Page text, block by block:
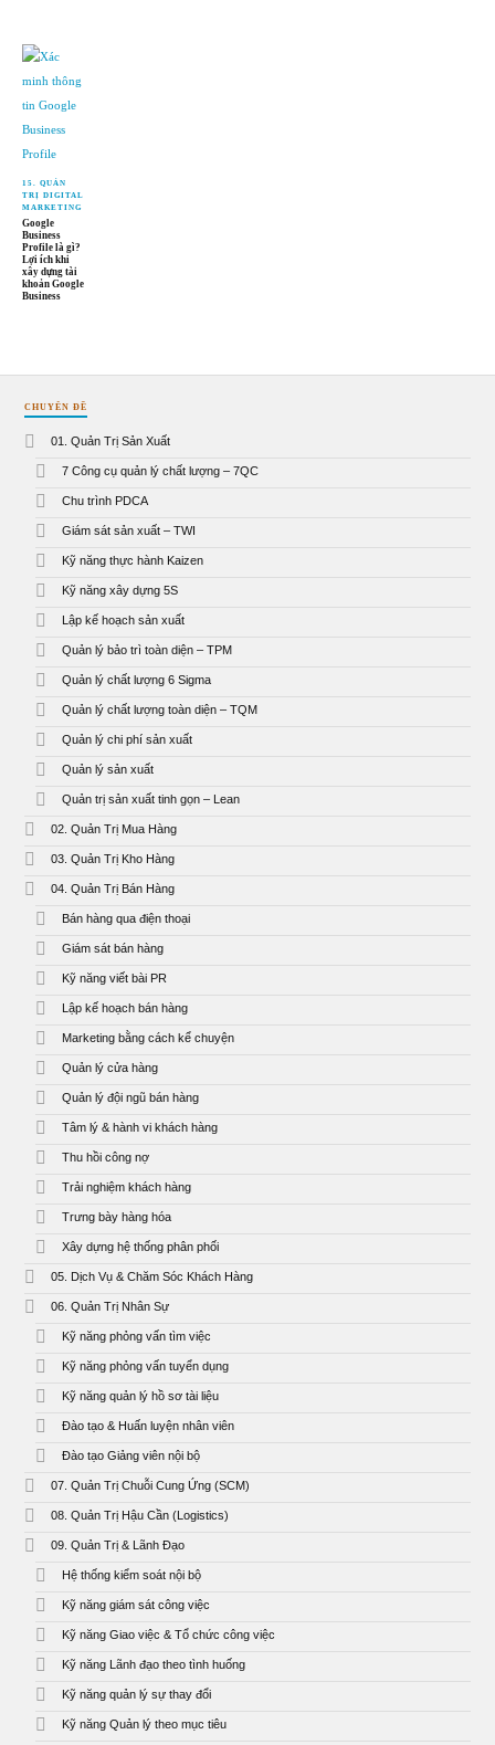
15. QUẢN
TRỊ DIGITAL
MARKETING
Google
Business
Profile là gì?
Lợi ích khi
xây dựng tài
khoản Google
Business
CHUYÊN ĐỀ
01. Quản Trị Sản Xuất
7 Công cụ quản lý chất lượng – 7QC
Chu trình PDCA
Giám sát sản xuất – TWI
Kỹ năng thực hành Kaizen
Kỹ năng xây dựng 5S
Lập kế hoạch sản xuất
Quản lý bảo trì toàn diện – TPM
Quản lý chất lượng 6 Sigma
Quản lý chất lượng toàn diện – TQM
Quản lý chi phí sản xuất
Quản lý sản xuất
Quản trị sản xuất tinh gọn – Lean
02. Quản Trị Mua Hàng
03. Quản Trị Kho Hàng
04. Quản Trị Bán Hàng
Bán hàng qua điện thoại
Giám sát bán hàng
Kỹ năng viết bài PR
Lập kế hoạch bán hàng
Marketing bằng cách kể chuyện
Quản lý cửa hàng
Quản lý đội ngũ bán hàng
Tâm lý & hành vi khách hàng
Thu hồi công nợ
Trải nghiệm khách hàng
Trưng bày hàng hóa
Xây dựng hệ thống phân phối
05. Dịch Vụ & Chăm Sóc Khách Hàng
06. Quản Trị Nhân Sự
Kỹ năng phỏng vấn tìm việc
Kỹ năng phỏng vấn tuyển dụng
Kỹ năng quản lý hồ sơ tài liệu
Đào tạo & Huấn luyện nhân viên
Đào tạo Giảng viên nội bộ
07. Quản Trị Chuỗi Cung Ứng (SCM)
08. Quản Trị Hậu Cần (Logistics)
09. Quản Trị & Lãnh Đạo
Hệ thống kiểm soát nội bộ
Kỹ năng giám sát công việc
Kỹ năng Giao việc & Tổ chức công việc
Kỹ năng Lãnh đạo theo tình huống
Kỹ năng quản lý sự thay đổi
Kỹ năng Quản lý theo mục tiêu